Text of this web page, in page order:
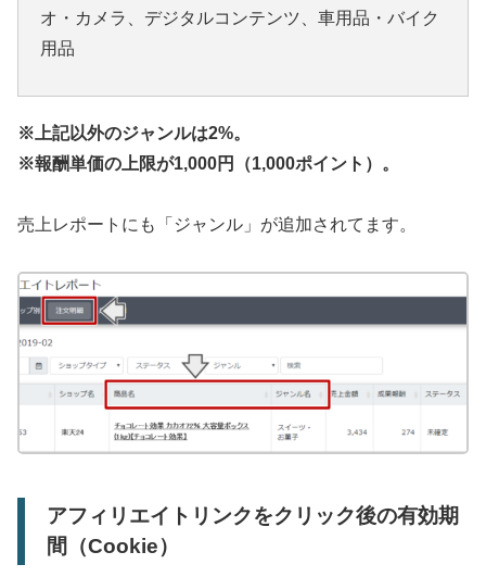
オ・カメラ、デジタルコンテンツ、車用品・バイク
用品
※上記以外のジャンルは2%。
※報酬単価の上限が1,000円（1,000ポイント）。
売上レポートにも「ジャンル」が追加されてます。
アフィリエイトリンクをクリック後の有効期
間（Cookie）